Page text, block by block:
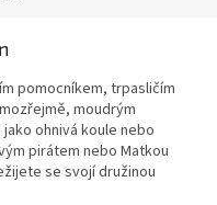
pomocníkem, trpasličím
moudrým
ohnivá koule nebo
pirátem nebo Matkou
se svojí družinou